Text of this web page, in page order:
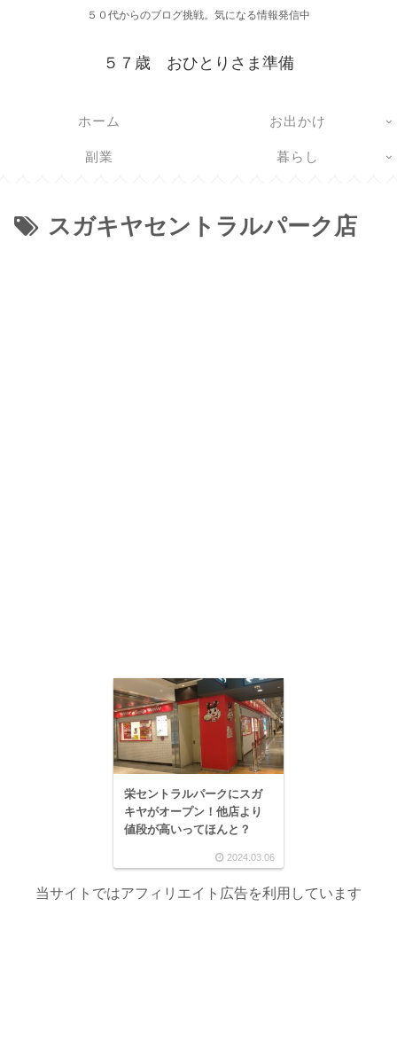
５０代からのブログ挑戦。気になる情報発信中
５７歳 おひとりさま準備
ホーム お出かけ
副業 暮らし
スガキヤセントラルパーク店
栄セントラルパークにスガ
キヤがオープン！他店より
値段が高いってほんと？
2024.03.06
当サイトではアフィリエイト広告を利用しています